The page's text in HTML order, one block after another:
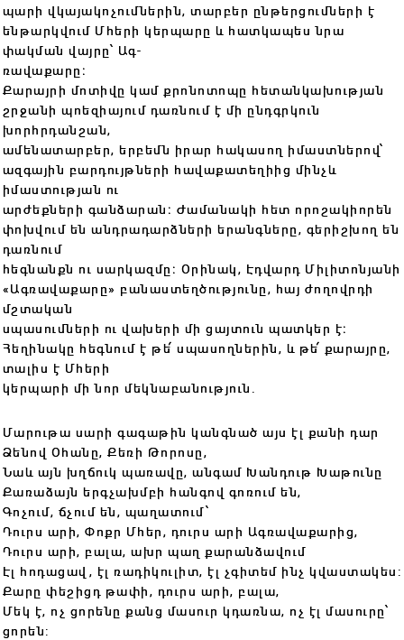
պարի վկայակոչումներին, տարբեր ընթերցումների է
ենթարկվում Մհերի կերպարը և հատկապես նրա
փակման վայրը՝ Ագ-
ռավաքարը։
Քարայրի մոտիվը կամ քրոնոտոպը հետանկախության
շրջանի պոեզիայում դառնում է մի ընդգրկուն
խորհրդանշան,
ամենատարբեր, երբեմն իրար հակասող իմաստներով՝
ազգային բարդույթների հավաքատեղիից մինչև
իմաստության ու
արժեքների գանձարան։ Ժամանակի հետ որոշակիորեն
փոխվում են անդրադարձների երանգները, գերիշխող են
դառնում
հեգնանքն ու սարկազմը։ Օրինակ, Էդվարդ Միլիտոնյանի
«Ագռավաքարը» բանաստեղծությունը, հայ ժողովրդի
մշտական
սպասումների ու վախերի մի ցայտուն պատկեր է։
Հեղինակը հեգնում է թե՛ սպասողներին, և թե՛ քարայրը,
տալիս է Մհերի
կերպարի մի նոր մեկնաբանություն․
Մարութա սարի գագաթին կանգնած այս էլ քանի դար
Ձենով Օհանը, Քեռի Թորոսը,
Նաև այն խղճուկ պառավը, անգամ Խանդութ Խաթունը
Քառաձայն երգչախմբի հանգով գոռում են,
Գոչում, ճչում են, պաղատում՝
Դուրս արի, Փոքր Մհեր, դուրս արի Ագռավաքարից,
Դուրս արի, բալա, ախր պաղ քարանձավում
Էլ հոդացավ, էլ ռադիկուլիտ, էլ չգիտեմ ինչ կվաստակես:
Քարը փեշիցդ թափի, դուրս արի, բալա,
Մեկ է, ոչ ցորենը քանց մասուր կդառնա, ոչ էլ մասուրը՝
ցորեն: